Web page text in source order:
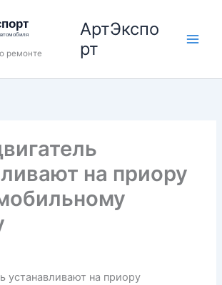
ремонте
АртЭкспо
рт
на приору
устанавливают на приору